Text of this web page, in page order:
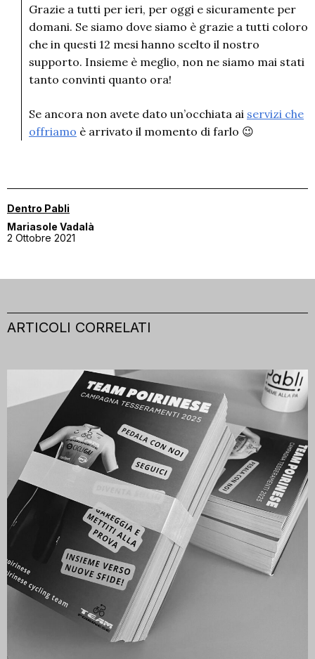
Grazie a tutti per ieri, per oggi e sicuramente per
domani. Se siamo dove siamo è grazie a tutti coloro
che in questi 12 mesi hanno scelto il nostro
supporto. Insieme è meglio, non ne siamo mai stati
tanto convinti quanto ora!
Se ancora non avete dato un’occhiata ai servizi che
offriamo è arrivato il momento di farlo 😉
Dentro Pabli
Mariasole Vadalà
2 Ottobre 2021
ARTICOLI CORRELATI